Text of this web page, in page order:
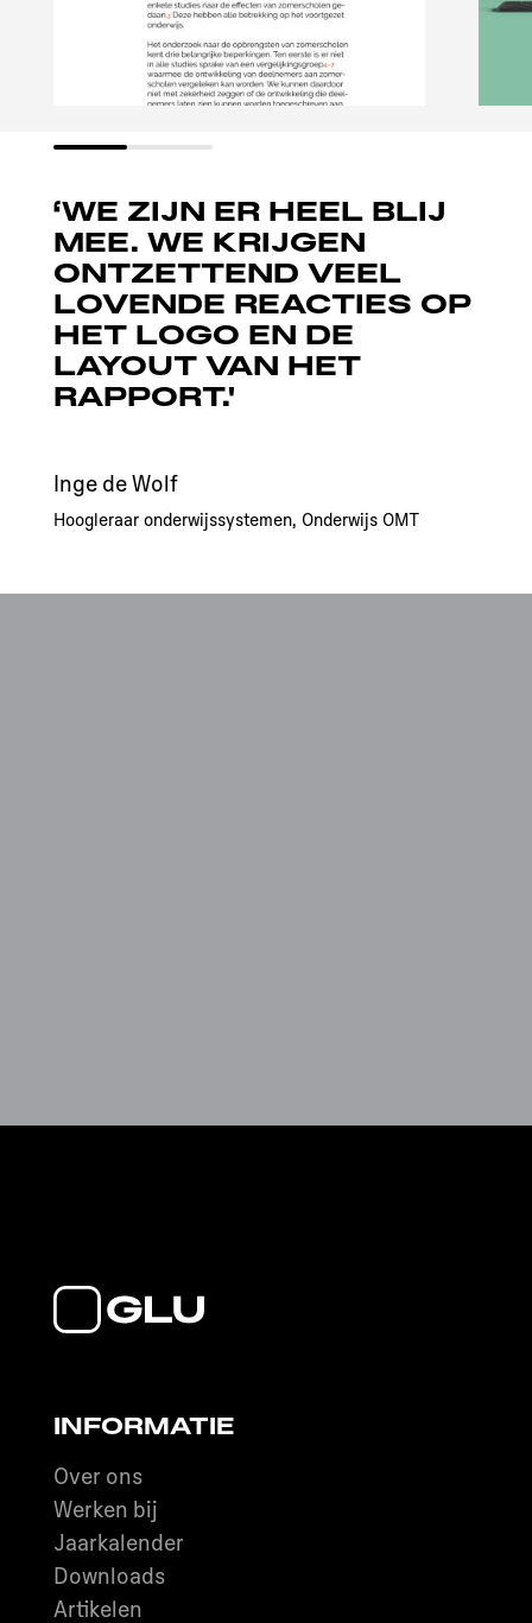
‘WE ZIJN ER HEEL BLIJ
MEE. WE KRIJGEN
ONTZETTEND VEEL
LOVENDE REACTIES OP
HET LOGO EN DE
LAYOUT VAN HET
RAPPORT.'
Inge de Wolf
Hoogleraar onderwijssystemen, Onderwijs OMT
INFORMATIE
Over ons
Werken bij
Jaarkalender
Downloads
Artikelen